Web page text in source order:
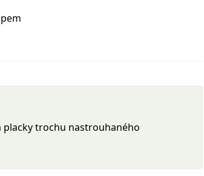
trochu nastrouhaného